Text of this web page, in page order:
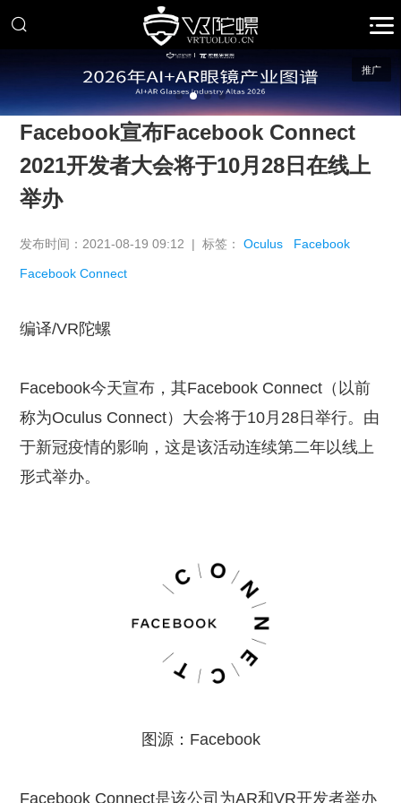
推广
Facebook宣布Facebook Connect
2021开发者大会将于10月28日在线上
举办
发布时间：2021-08-19 09:12 | 标签：Oculus Facebook
Facebook Connect
编译/VR陀螺
Facebook今天宣布，其Facebook Connect（以前
称为Oculus Connect）大会将于10月28日举行。由
于新冠疫情的影响，这是该活动连续第二年以线上
形式举办。
图源：Facebook
Facebook Connect是该公司为AR和VR开发者举办